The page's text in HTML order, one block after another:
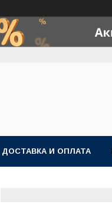
ДОСТАВКА И ОПЛАТА